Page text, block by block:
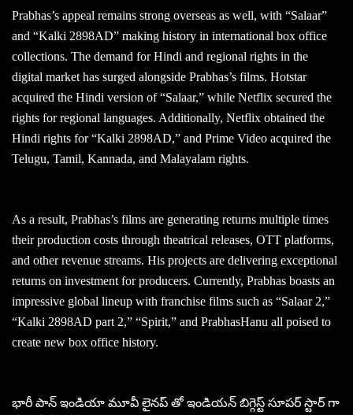
Prabhas’s appeal remains strong overseas as well, with “Salaar”
and “Kalki 2898AD” making history in international box office
collections. The demand for Hindi and regional rights in the
digital market has surged alongside Prabhas’s films. Hotstar
acquired the Hindi version of “Salaar,” while Netflix secured the
rights for regional languages. Additionally, Netflix obtained the
Hindi rights for “Kalki 2898AD,” and Prime Video acquired the
Telugu, Tamil, Kannada, and Malayalam rights.
As a result, Prabhas’s films are generating returns multiple times
their production costs through theatrical releases, OTT platforms,
and other revenue streams. His projects are delivering exceptional
returns on investment for producers. Currently, Prabhas boasts an
impressive global lineup with franchise films such as “Salaar 2,”
“Kalki 2898AD part 2,” “Spirit,” and PrabhasHanu all poised to
create new box office history.
భారీ పాన్ ఇండియా మూవీ లైనప్ తో ఇండియన్ బిగ్గెస్ట్ సూపర్ స్టార్ గా